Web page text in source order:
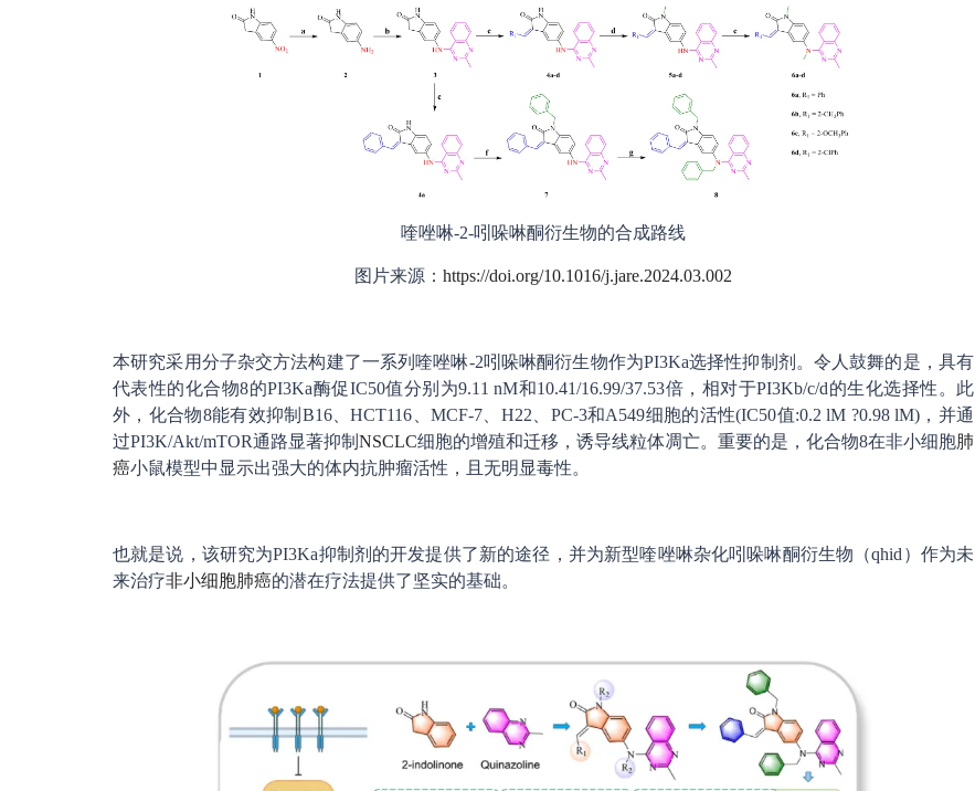
喹唑啉-2-吲哚啉酮衍生物的合成路线
图片来源： https://doi.org/10.1016/j.jare.2024.03.002
本研究采用分子杂交方法构建了一系列喹唑啉-2吲哚啉酮衍生物作为PI3Ka选择性抑制剂。令人鼓舞的是，具有
代表性的化合物8的PI3Ka酶促IC50值分别为9.11 nM和10.41/16.99/37.53倍，相对于PI3Kb/c/d的生化选择性。此
外，化合物8能有效抑制B16、HCT116、MCF-7、H22、PC-3和A549细胞的活性(IC50值:0.2 lM ?0.98 lM)，并通
过PI3K/Akt/mTOR通路显著抑制 NSCLC细胞的增殖和迁移，诱导线粒体凋亡。重要的是，化合物8在非小细胞肺
癌小鼠模型中显示出强大的体内抗肿瘤活性，且无明显毒性。
也就是说，该研究为PI3Ka抑制剂的开发提供了新的途径，并为新型喹唑啉杂化吲哚啉酮衍生物（qhid）作为未
来治疗非小细胞肺癌的潜在疗法提供了坚实的基础。